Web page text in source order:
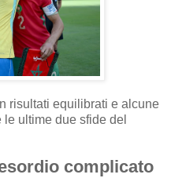
risultati equilibrati e alcune
ultime due sfide del
complicato